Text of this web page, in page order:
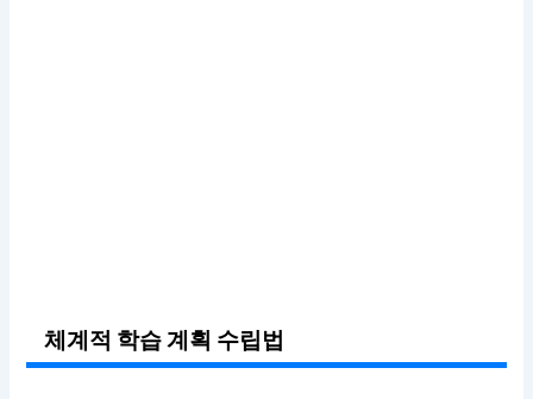
체계적 학습 계획 수립법